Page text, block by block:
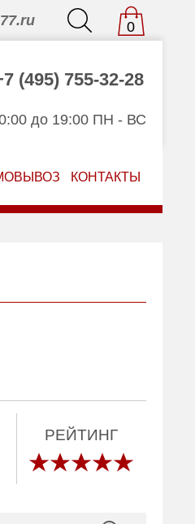
0
(495) 755-32-28
до 19:00 ПН - ВС
КОНТАКТЫ
РЕЙТИНГ